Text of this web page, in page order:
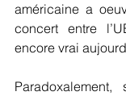
américaine a
concert entre
encore vrai